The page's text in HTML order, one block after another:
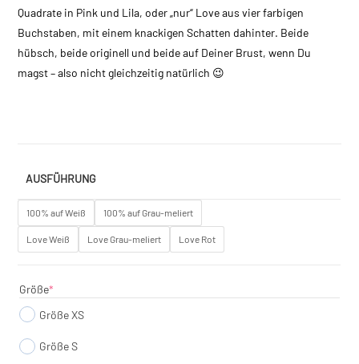
Quadrate in Pink und Lila, oder „nur“ Love aus vier farbigen
Buchstaben, mit einem knackigen Schatten dahinter. Beide
hübsch, beide originell und beide auf Deiner Brust, wenn Du
magst – also nicht gleichzeitig natürlich 😉
AUSFÜHRUNG
100% auf Weiß 100% auf Grau-meliert
Love Weiß Love Grau-meliert Love Rot
Größe*
Größe XS
Größe S